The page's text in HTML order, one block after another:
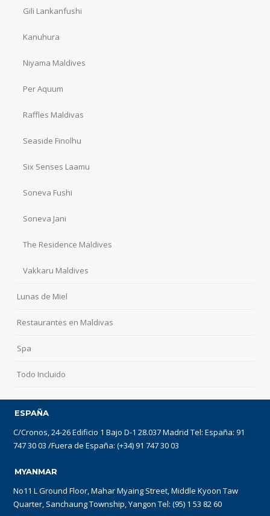
Gili Lankanfushi
Kanuhura
Niyama Maldives
Per Aquum
Raffles Maldivas
Seaside Finolhu
Six Senses Laamu
Soneva Fushi
Soneva Jani
The Residence Maldives
Vakkaru Maldives
Lunas de Miel
Restaurantes en Maldivas
Spa
Todo Incluido
ESPAÑA
C/Cronos, 24-26 Edificio 1 Bajo D-1 28.037 Madrid Tel: España: 91
747 30 03 /Fuera de España: (+34) 91 747 30 03
MYANMAR
No11 L Ground Floor, Mahar Myaing Street, Middle Kyoon Taw
Quarter, Sanchaung Township, Yangon Tel: (95) 1 53 82 60